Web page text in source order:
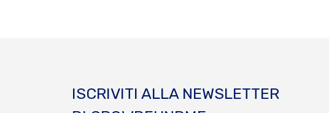
ISCRIVITI ALLA NEWSLETTER